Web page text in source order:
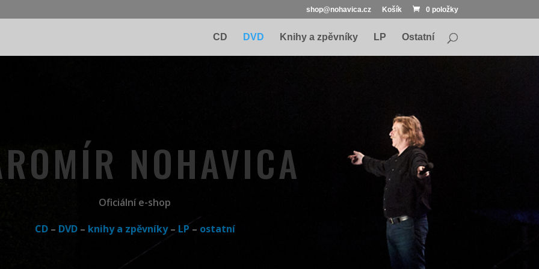
shop@nohavica.cz Košík 0 položky
CD DVD Knihy a zpěvníky LP Ostatní
NOHAVICA
Oficiální e-shop
CD– DVD– knihy a zpěvníky–LP – ostatní